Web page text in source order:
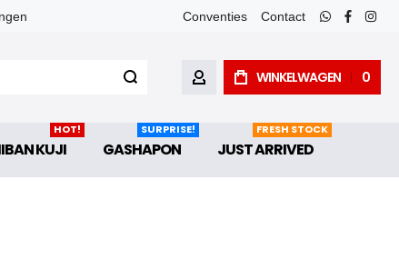
Conventies Contact
whatsapp
facebook
ACCOUNTWINKELWAGEN 0
KUJI
HOT!
GASHAPON
SURPRISE!
JUST ARRIVED
FRESH STOCK